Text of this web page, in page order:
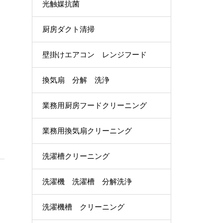
光触媒抗菌
厨房ダクト清掃
壁掛けエアコン レンジフード
換気扇 分解 洗浄
業務用厨房フードクリーニング
業務用換気扇クリーニング
洗濯槽クリーニング
洗濯機 洗濯槽 分解洗浄
洗濯機槽 クリーニング